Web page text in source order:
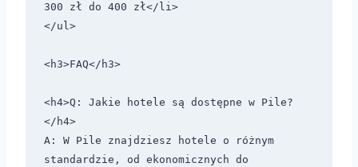
300 zł do 400 zł</li>
</ul>
<h3>FAQ</h3>
<h4>Q: Jakie hotele są dostępne w Pile?
</h4>
A: W Pile znajdziesz hotele o różnym
standardzie, od ekonomicznych do